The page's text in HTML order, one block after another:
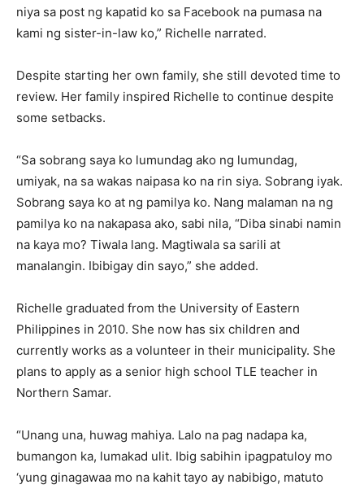
niya sa post ng kapatid ko sa Facebook na pumasa na
kami ng sister-in-law ko,” Richelle narrated.
Despite starting her own family, she still devoted time to
review. Her family inspired Richelle to continue despite
some setbacks.
“Sa sobrang saya ko lumundag ako ng lumundag,
umiyak, na sa wakas naipasa ko na rin siya. Sobrang iyak.
Sobrang saya ko at ng pamilya ko. Nang malaman na ng
pamilya ko na nakapasa ako, sabi nila, “Diba sinabi namin
na kaya mo? Tiwala lang. Magtiwala sa sarili at
manalangin. Ibibigay din sayo,” she added.
Richelle graduated from the University of Eastern
Philippines in 2010. She now has six children and
currently works as a volunteer in their municipality. She
plans to apply as a senior high school TLE teacher in
Northern Samar.
“Unang una, huwag mahiya. Lalo na pag nadapa ka,
bumangon ka, lumakad ulit. Ibig sabihin ipagpatuloy mo
‘yung ginagawaa mo na kahit tayo ay nabibigo, matuto